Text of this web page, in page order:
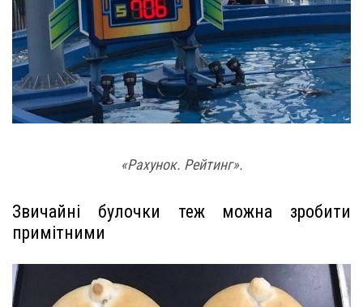
«Рахунок. Рейтинг».
Звичайні булочки теж можна зробити
примітними